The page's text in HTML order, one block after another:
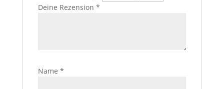
Deine Rezension *
Name *